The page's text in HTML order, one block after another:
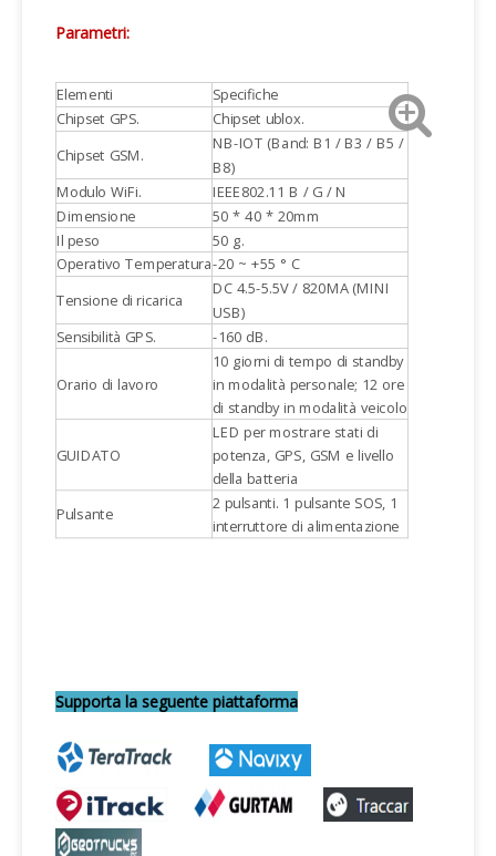
Parametri:
Elementi Specifiche
Chipset GPS.
Chipset ublox.
Chipset GSM.
NB-IOT (Band: B1 / B3 / B5 /
B8)
Modulo WiFi.
IEEE802.11 B / G / N
Dimensione
50 * 40 * 20mm
Il peso
50 g.
Operativo Temperatura-20 ~ +55 ° C
Tensione di ricarica
DC 4.5-5.5V / 820MA (MINI
USB)
Sensibilità GPS. -160 dB.
Orario di lavoro
10 giorni di tempo di standby
in modalità personale; 12 ore
di standby in modalità veicolo
GUIDATO
LED per mostrare stati di
potenza, GPS, GSM e livello
della batteria
Pulsante
2 pulsanti. 1 pulsante SOS, 1
interruttore di alimentazione
Supporta la seguente piattaforma